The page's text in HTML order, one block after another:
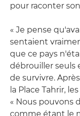
pour raconter
« Je pense
sentaient
que ce pays
débrouiller seuls
de survivre.
la Place Tahrir,
« Nous pouvons
comme étant le